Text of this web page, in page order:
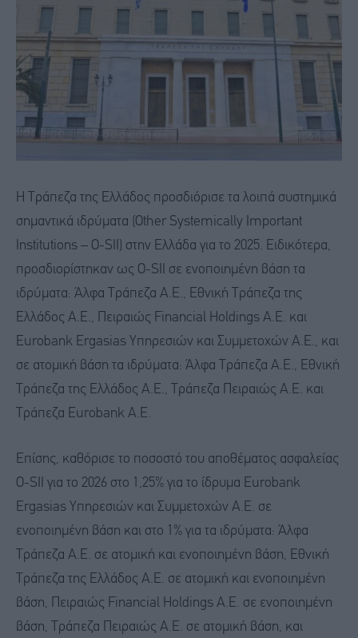
Η Τράπεζα της Ελλάδος προσδιόρισε τα λοιπά συστημικά
σημαντικά ιδρύματα (Other Systemically Important
Institutions – O-SII) στην Ελλάδα για το 2025. Ειδικότερα,
προσδιορίστηκαν ως O-SII σε ενοποιημένη βάση τα
ιδρύματα: Άλφα Τράπεζα Α.Ε., Εθνική Τράπεζα της
Ελλάδος Α.Ε., Πειραιώς Financial Holdings A.E. και
Eurobank Ergasias Υπηρεσιών και Συμμετοχών Α.Ε., και
σε ατομική βάση τα ιδρύματα: Άλφα Τράπεζα Α.Ε., Εθνική
Τράπεζα της Ελλάδος Α.Ε., Τράπεζα Πειραιώς Α.Ε. και
Τράπεζα Eurobank Α.Ε.
Επίσης, καθόρισε το ποσοστό του αποθέματος ασφαλείας
O-SII για το 2026 στο 1,25% για το ίδρυμα Eurobank
Ergasias Υπηρεσιών και Συμμετοχών Α.Ε. σε
ενοποιημένη βάση και στο 1% για τα ιδρύματα: Άλφα
Τράπεζα Α.Ε. σε ατομική και ενοποιημένη βάση, Εθνική
Τράπεζα της Ελλάδος Α.Ε. σε ατομική και ενοποιημένη
βάση, Πειραιώς Financial Holdings A.E. σε ενοποιημένη
βάση, Τράπεζα Πειραιώς Α.Ε. σε ατομική βάση, και